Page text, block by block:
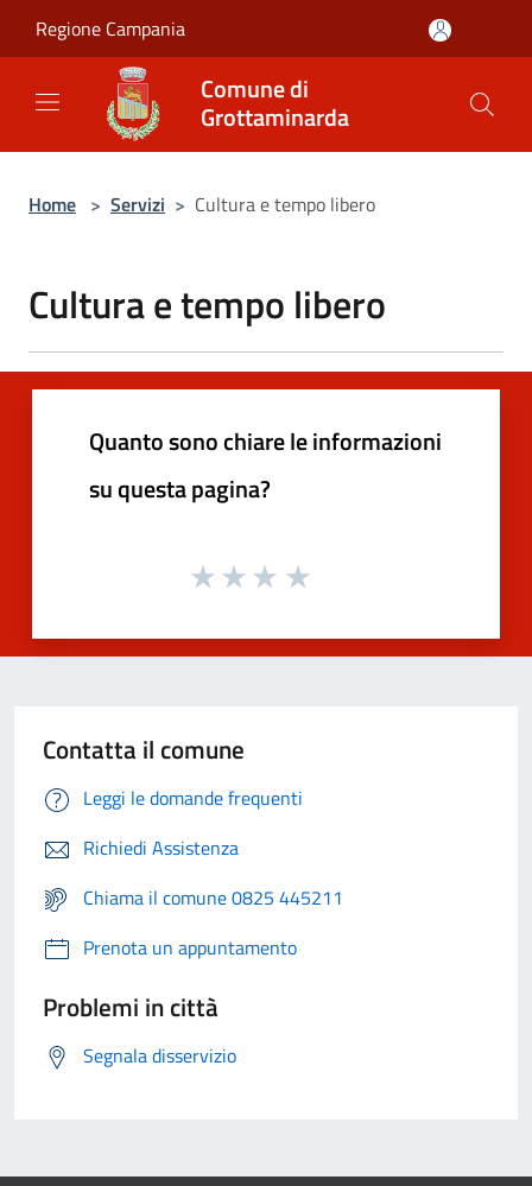
Regione Campania
Comune di
Grottaminarda
Home > Servizi > Cultura e tempo libero
Cultura e tempo libero
Quanto sono chiare le informazioni
su questa pagina?
Contatta il comune
Leggi le domande frequenti
Richiedi Assistenza
Chiama il comune 0825 445211
Prenota un appuntamento
Problemi in città
Segnala disservizio